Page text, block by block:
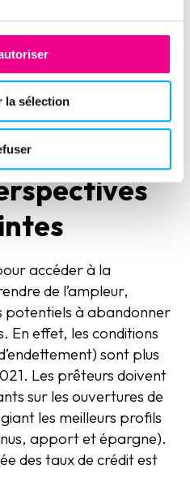
la sélection
raréfaction des
baisse des
retards de mise en
la forte concurrence sur
que
accéder à la
de l’ampleur,
potentiels à abandonner
En effet, les conditions
sont plus
Les prêteurs doivent
sur les ouvertures de
les meilleurs profils
apport et épargne).
des taux de crédit est